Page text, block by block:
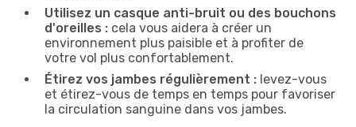
Utilisez un casque anti-bruit ou des bouchons
d'oreilles : cela vous aidera à créer un
environnement plus paisible et à profiter de
votre vol plus confortablement.
Étirez vos jambes régulièrement : levez-vous
et étirez-vous de temps en temps pour favoriser
la circulation sanguine dans vos jambes.